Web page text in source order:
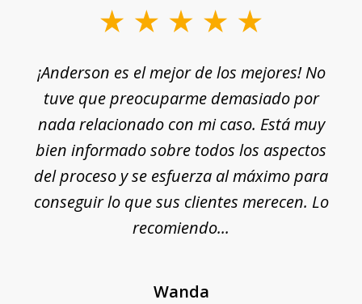
¡Anderson es el mejor de los mejores! No
tuve que preocuparme demasiado por
nada relacionado con mi caso. Está muy
bien informado sobre todos los aspectos
del proceso y se esfuerza al máximo para
conseguir lo que sus clientes merecen. Lo
recomiendo...
Wanda